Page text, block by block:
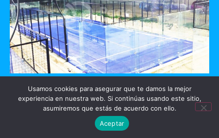
GO PADEL
Mérida, Yucatan
Usamos cookies para asegurar que te damos la mejor
experiencia en nuestra web. Si continúas usando este sitio,
asumiremos que estás de acuerdo con ello.
Aceptar